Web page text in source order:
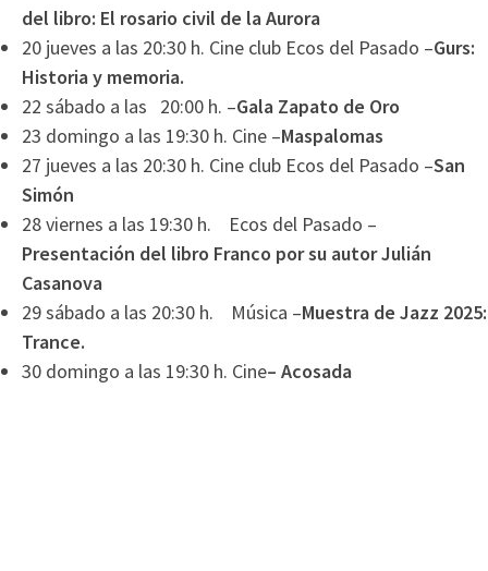
del libro: El rosario civil de la Aurora
20 jueves a las 20:30 h. Cine club Ecos del Pasado –Gurs:
Historia y memoria.
22 sábado a las 20:00 h. –Gala Zapato de Oro
23 domingo a las 19:30 h. Cine –Maspalomas
27 jueves a las 20:30 h. Cine club Ecos del Pasado –San
Simón
28 viernes a las 19:30 h. Ecos del Pasado –
Presentación del libro Franco por su autor Julián
Casanova
29 sábado a las 20:30 h. Música –Muestra de Jazz 2025:
Trance.
30 domingo a las 19:30 h. Cine– Acosada